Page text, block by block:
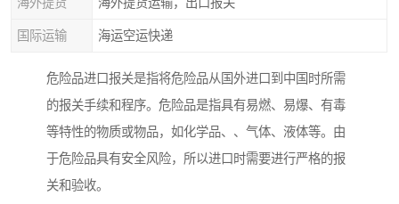
国际运输 海运空运快递
危险品进口报关是指将危险品从国外进口到中国时所需
的报关手续和程序。危险品是指具有易燃、易爆、有毒
等特性的物质或物品，如化学品、、气体、液体等。由
于危险品具有安全风险，所以进口时需要进行严格的报
关和验收。